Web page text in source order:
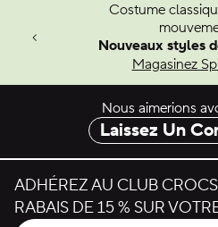
à venir
Costume
Nouveaux styles
Magasinez
Nous aimerions
Laissez Un
ADHÉREZ AU CLUB
RABAIS DE 15 % SUR